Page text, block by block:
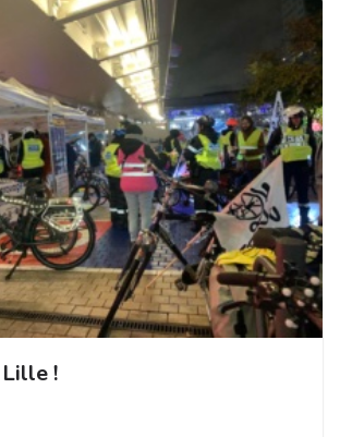
!